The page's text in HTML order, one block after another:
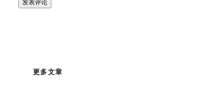
更多文章